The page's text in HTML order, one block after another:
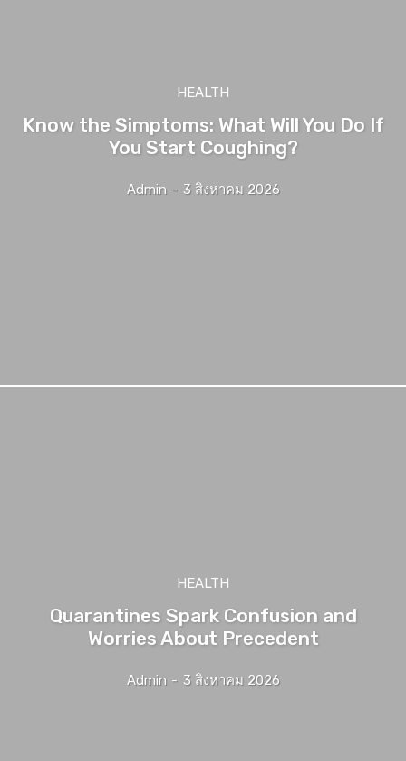
HEALTH
Know the Simptoms: What Will You Do If
You Start Coughing?
Admin - 3 สิงหาคม 2026
HEALTH
Quarantines Spark Confusion and
Worries About Precedent
Admin - 3 สิงหาคม 2026